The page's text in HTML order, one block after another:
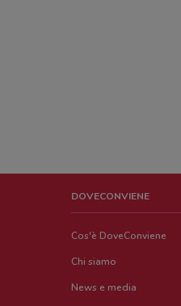
DOVECONVIENE
Cos'è DoveConviene
Chi siamo
News e media